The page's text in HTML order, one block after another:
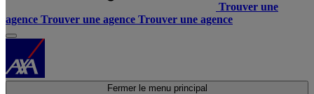
Trouver une
agence Trouver une agence Trouver une agence
Fermer le menu principal